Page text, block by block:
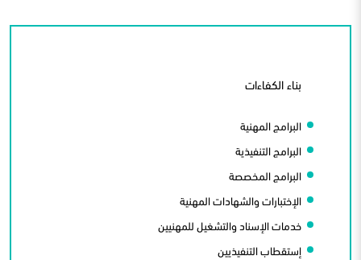
بناء الكفاءات
البرامج المهنية
البرامج التنفيذية
البرامج المخصصة
الإختبارات والشهادات المهنية
خدمات الإسناد والتشغيل للمهنيين
إستقطاب التنفيذيين